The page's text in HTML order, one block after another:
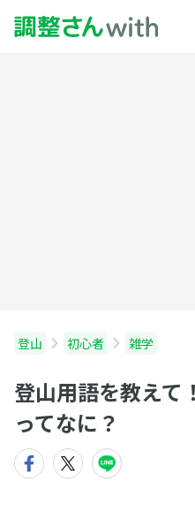
登山 初心者 雑学
登山用語を教えて
ってなに？